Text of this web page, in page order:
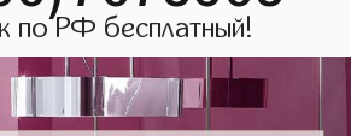
по РФ бесплатный!